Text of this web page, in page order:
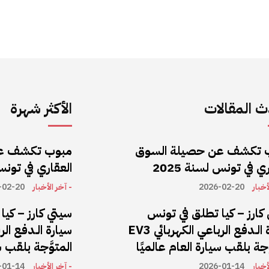
الأكثر شهرة
مبوب تكشف
العقاري في تونس
- آخر الأخبار 20
سيتي كارز –
المتوَّجة بلقب
- آخر الأخبار 14
المقالات
تكشف عن حصيلة السوق
في تونس لسنة 2025
2026-02-20
– كيا تطلق في تونس
سيارة الـدفع الرباعي الكهربائي EV3
بلقب سيارة العام عالميًا
2026-01-14